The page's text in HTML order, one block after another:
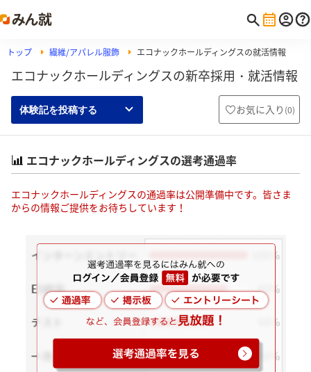
トップ 繊維/アパレル服飾 エコナックホールディングスの就活情報
エコナックホールディングスの新卒採用・就活情報
体験記を投稿する お気に入り (0)
エコナックホールディングスの選考通過率
エコナックホールディングスの通過率は公開準備中です。皆さま
からの情報ご提供をお待ちしています！